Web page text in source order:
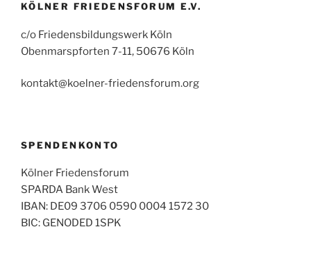
KÖLNER FRIEDENSFORUM E.V.
c/o Friedensbildungswerk Köln
Obenmarspforten 7-11, 50676 Köln
kontakt@koelner-friedensforum.org
SPENDENKONTO
Kölner Friedensforum
SPARDA Bank West
IBAN: DE09 3706 0590 0004 1572 30
BIC: GENODED 1SPK